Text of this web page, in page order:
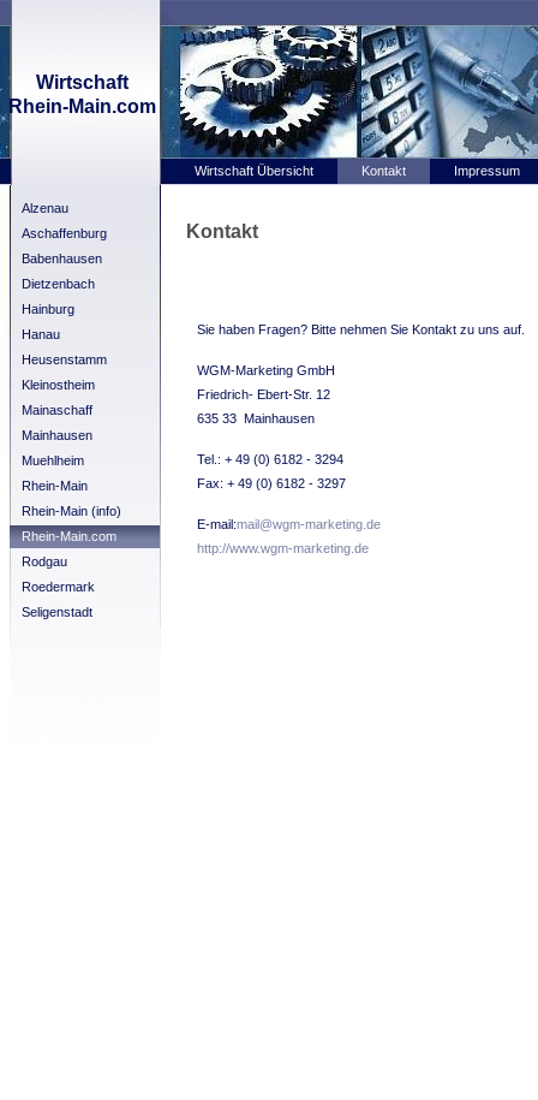
Wirtschaft
Rhein-Main.com
Wirtschaft Übersicht Kontakt Impressum
Alzenau
Aschaffenburg
Babenhausen
Dietzenbach
Hainburg
Hanau
Heusenstamm
Kleinostheim
Mainaschaff
Mainhausen
Muehlheim
Rhein-Main
Rhein-Main (info)
Rhein-Main.com
Rodgau
Roedermark
Seligenstadt
Kontakt
Sie haben Fragen? Bitte nehmen Sie Kontakt zu uns auf.
WGM-Marketing GmbH
Friedrich- Ebert-Str. 12
635 33 Mainhausen
Tel.: + 49 (0) 6182 - 3294
Fax: + 49 (0) 6182 - 3297
E-mail:mail@wgm-marketing.de
http://www.wgm-marketing.de